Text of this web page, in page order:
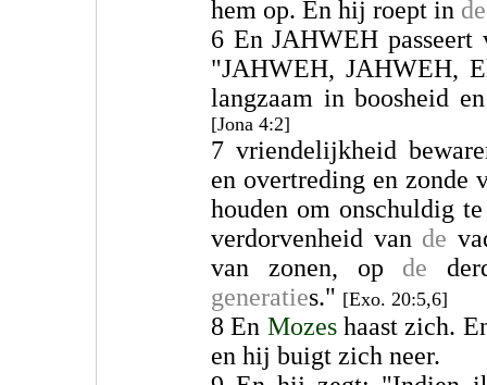
hem op. En hij roept in de
6 En JAHWEH
"JAHWEH, JAHWEH,
langzaam in boosheid
[Jona 4:2]
7 vriendelijkheid
en overtreding en zonde
houden om onschuldig
verdorvenheid van de
van zonen, op de
generaties." [Exo. 20:5,6]
8 En Mozeshaast zich.
en hij buigt zich neer.